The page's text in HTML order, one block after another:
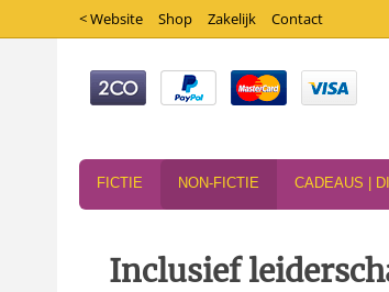
< Website Shop Zakelijk Contact
FICTIE NON-FICTIE CADEAUS |
Inclusief